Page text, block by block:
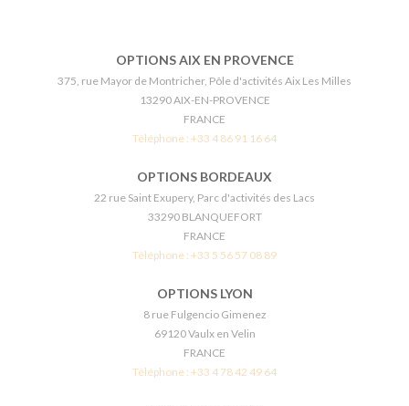
OPTIONS AIX EN PROVENCE
375, rue Mayor de Montricher, Pôle d'activités Aix Les Milles
13290 AIX-EN-PROVENCE
FRANCE
Téléphone : +33 4 86 91 16 64
OPTIONS BORDEAUX
22 rue Saint Exupery, Parc d'activités des Lacs
33290 BLANQUEFORT
FRANCE
Téléphone : +33 5 56 57 08 89
OPTIONS LYON
8 rue Fulgencio Gimenez
69120 Vaulx en Velin
FRANCE
Téléphone : +33 4 78 42 49 64